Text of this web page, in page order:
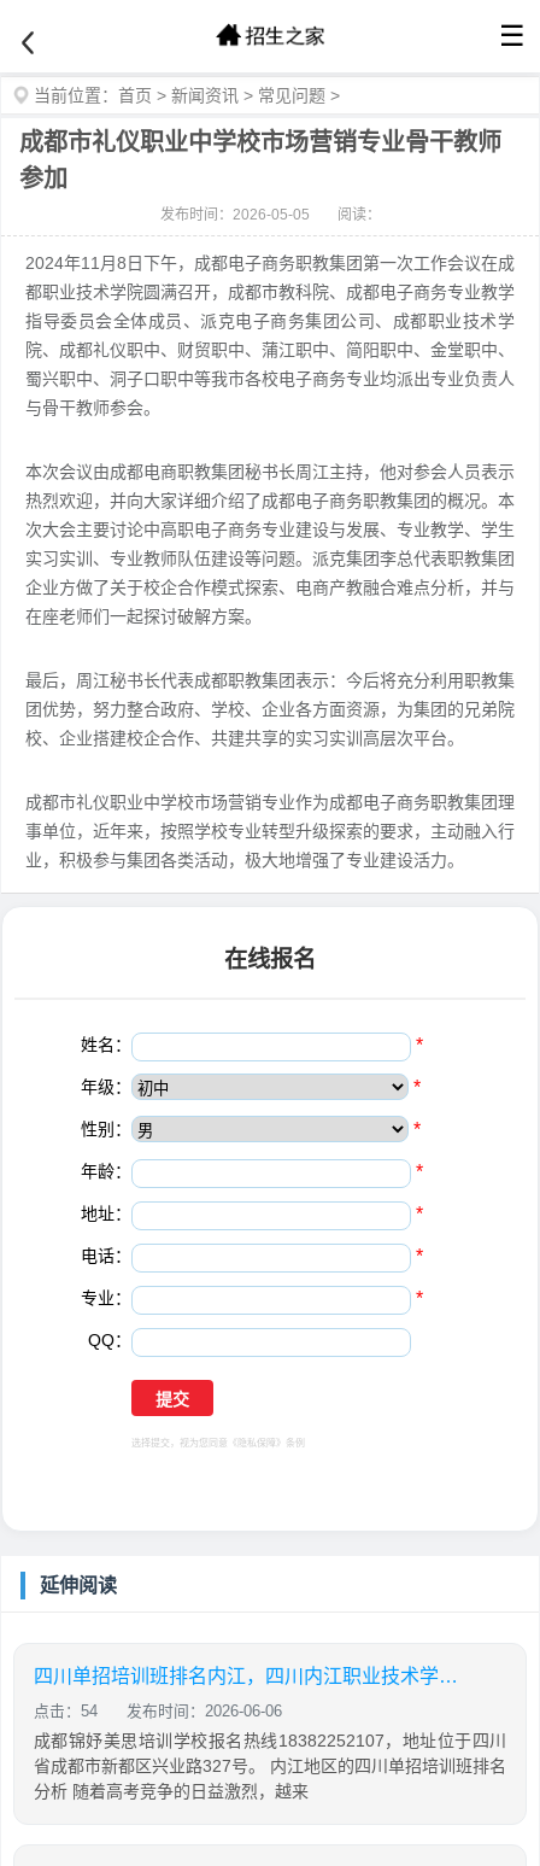
☰
当前位置： 首页 > 新闻资讯 > 常见问题 >
成都市礼仪职业中学校市场营销专业骨干教师
参加
发布时间：2026-05-05 阅读：
2024年11月8日下午，成都电子商务职教集团第一次工作会议在成
都职业技术学院圆满召开，成都市教科院、成都电子商务专业教学
指导委员会全体成员、派克电子商务集团公司、成都职业技术学
院、成都礼仪职中、财贸职中、蒲江职中、简阳职中、金堂职中、
蜀兴职中、洞子口职中等我市各校电子商务专业均派出专业负责人
与骨干教师参会。
本次会议由成都电商职教集团秘书长周江主持，他对参会人员表示
热烈欢迎，并向大家详细介绍了成都电子商务职教集团的概况。本
次大会主要讨论中高职电子商务专业建设与发展、专业教学、学生
实习实训、专业教师队伍建设等问题。派克集团李总代表职教集团
企业方做了关于校企合作模式探索、电商产教融合难点分析，并与
在座老师们一起探讨破解方案。
最后，周江秘书长代表成都职教集团表示：今后将充分利用职教集
团优势，努力整合政府、学校、企业各方面资源，为集团的兄弟院
校、企业搭建校企合作、共建共享的实习实训高层次平台。
成都市礼仪职业中学校市场营销专业作为成都电子商务职教集团理
事单位，近年来，按照学校专业转型升级探索的要求，主动融入行
业，积极参与集团各类活动，极大地增强了专业建设活力。
在线报名
姓名： *
年级： *
性别： *
年龄： *
地址： *
电话： *
专业： *
QQ：
选择提交，视为您同意 《隐私保障》 条例
延伸阅读
四川单招培训班排名内江，四川内江职业技术学校单招
点击：54 发布时间：2026-06-06
成都锦妤美思培训学校报名热线18382252107，地址位于四川
省成都市新都区兴业路327号。 内江地区的四川单招培训班排名
分析 随着高考竞争的日益激烈，越来